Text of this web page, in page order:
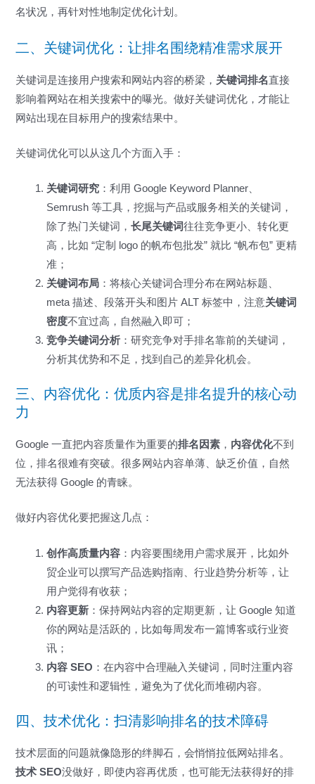
名状况，再针对性地制定优化计划。
二、关键词优化：让排名围绕精准需求展开
关键词是连接用户搜索和网站内容的桥梁， 关键词排名直接
影响着网站在相关搜索中的曝光。做好关键词优化，才能让
网站出现在目标用户的搜索结果中。
关键词优化可以从这几个方面入手：
关键词研究 ：利用 Google Keyword Planner、
Semrush 等工具，挖掘与产品或服务相关的关键词，
除了热门关键词，长尾关键词往往竞争更小、转化更
高，比如 “定制 logo 的帆布包批发” 就比 “帆布包” 更精
准；
关键词布局 ：将核心关键词合理分布在网站标题、
meta 描述、段落开头和图片 ALT 标签中，注意关键词
密度不宜过高，自然融入即可；
竞争关键词分析 ：研究竞争对手排名靠前的关键词，
分析其优势和不足，找到自己的差异化机会。
三、内容优化：优质内容是排名提升的核心动
力
Google 一直把内容质量作为重要的排名因素 ， 内容优化不到
位，排名很难有突破。很多网站内容单薄、缺乏价值，自然
无法获得 Google 的青睐。
做好内容优化要把握这几点：
创作高质量内容 ：内容要围绕用户需求展开，比如外
贸企业可以撰写产品选购指南、行业趋势分析等，让
用户觉得有收获；
内容更新 ：保持网站内容的定期更新，让 Google 知道
你的网站是活跃的，比如每周发布一篇博客或行业资
讯；
内容 SEO ：在内容中合理融入关键词，同时注重内容
的可读性和逻辑性，避免为了优化而堆砌内容。
四、技术优化：扫清影响排名的技术障碍
技术层面的问题就像隐形的绊脚石，会悄悄拉低网站排名。
技术 SEO没做好，即使内容再优质，也可能无法获得好的排